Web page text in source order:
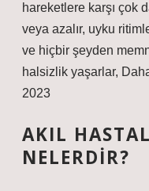
hareketlere karşı çok
veya azalır, uyku
ve hiçbir şeyden
halsizlik yaşarlar,
2023
AKIL
NELERDIR?